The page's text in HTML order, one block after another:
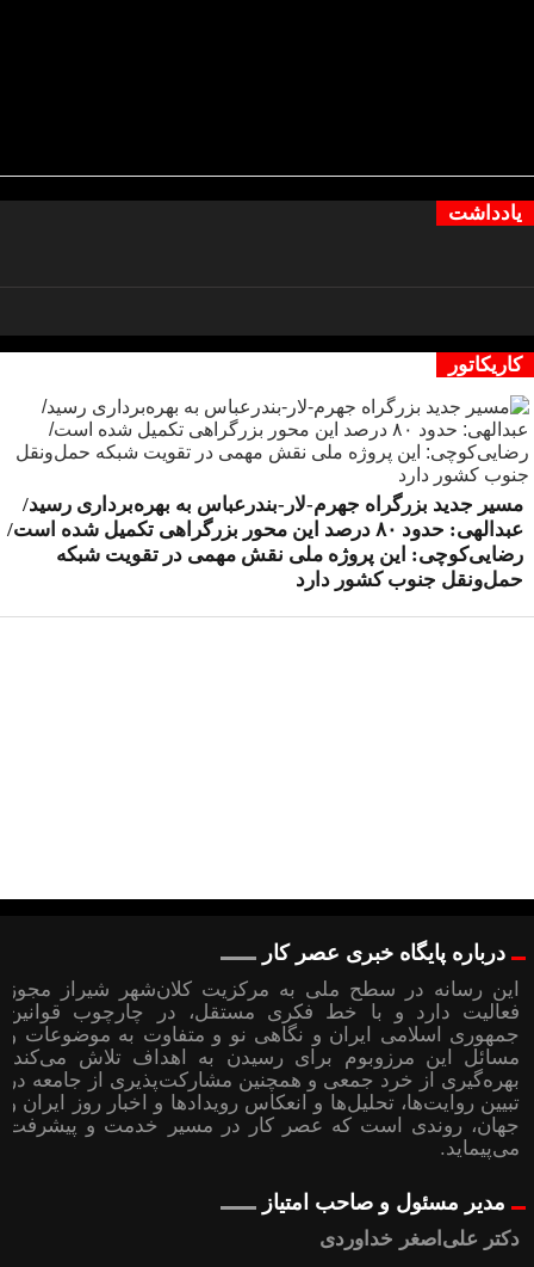
یادداشت
کاریکاتور
مسیر جدید بزرگراه جهرم-لار-بندرعباس به بهره‌برداری رسید/
عبدالهی: حدود ۸۰ درصد این محور بزرگراهی تکمیل شده است/
رضایی‌کوچی: این پروژه ملی نقش مهمی در تقویت شبکه
حمل‌ونقل جنوب کشور دارد
درباره پایگاه خبری عصر کار
این رسانه در سطح ملی به مرکزیت کلان‌شهر شیراز مجوز
فعالیت دارد و با خط فکری مستقل، در چارچوب قوانین
جمهوری اسلامی ایران و نگاهی نو و متفاوت به موضوعات ‌و
مسائل این مرزوبوم برای رسیدن به اهداف تلاش می‌کند؛
بهره‌گیری از خرد جمعی و همچنین مشارکت‌پذیری از جامعه در
تبیین روایت‌ها، تحلیل‌ها و انعکاس رویدادها و اخبار روز ایران و
جهان، روندی است که عصر کار در مسیر خدمت و پیشرفت
می‌پیماید.
مدیر مسئول و صاحب امتیاز
دکتر علی‌اصغر خداوردی